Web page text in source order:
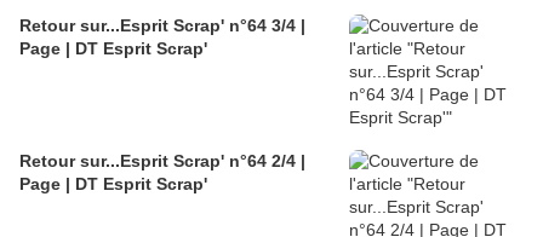
Retour sur...Esprit Scrap' n°64 3/4 |
Page | DT Esprit Scrap'
Retour sur...Esprit Scrap' n°64 2/4 |
Page | DT Esprit Scrap'